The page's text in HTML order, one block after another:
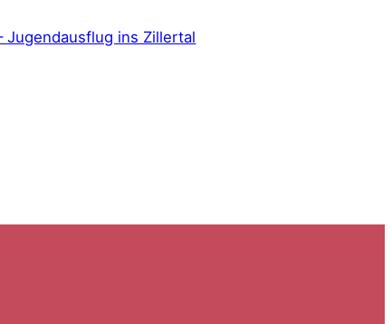
Jugendausflug ins Zillertal